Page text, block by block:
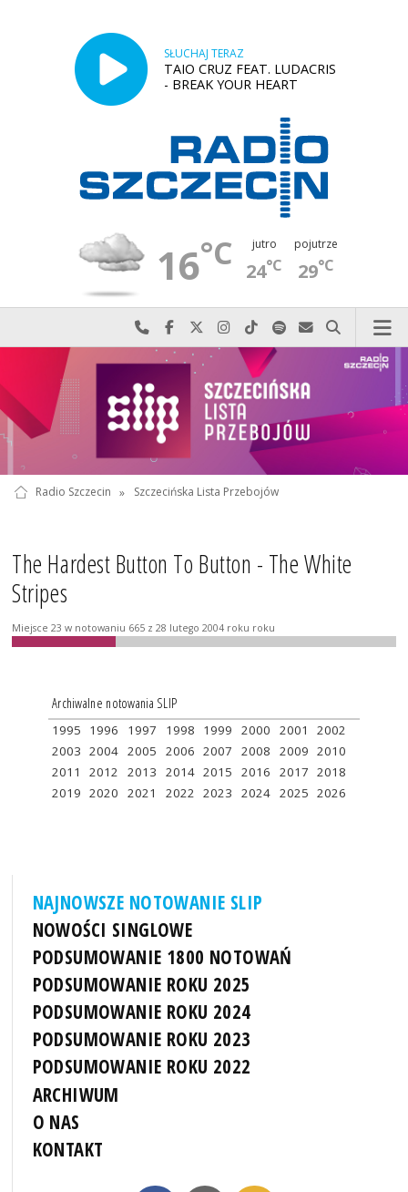
SŁUCHAJ TERAZ
TAIO CRUZ FEAT. LUDACRIS
- BREAK YOUR HEART
16°C jutro
24°C
pojutrze
29°C
Najlepiej po prostu do nas zadzwoń
Odwiedź nas na Facebook-u
Odwiedź nas na X
Odwiedź nas na Instagram-ie
Odwiedź nas na TikTok-u
Szukaj nas na Spotify
Wyślij do nas
Szukaj
Radio Szczecin » Szczecińska Lista Przebojów
The Hardest Button To Button - The White
Stripes
Miejsce 23 w notowaniu 665 z 28 lutego 2004 roku roku
Archiwalne notowania SLIP
1995 1996 1997 1998 1999 2000 2001
2002
2003 2004 2005 2006 2007 2008 2009 2010
2011
2012 2013 2014 2015 2016 2017 2018
2019 2020 2021 2022 2023 2024 2025 2026
NAJNOWSZE NOTOWANIE SLIP
NOWOŚCI SINGLOWE
PODSUMOWANIE 1800 NOTOWAŃ
PODSUMOWANIE ROKU 2025
PODSUMOWANIE ROKU 2024
PODSUMOWANIE ROKU 2023
PODSUMOWANIE ROKU 2022
ARCHIWUM
O NAS
KONTAKT